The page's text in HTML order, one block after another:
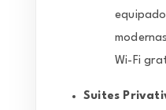
Wi-Fi
Suites